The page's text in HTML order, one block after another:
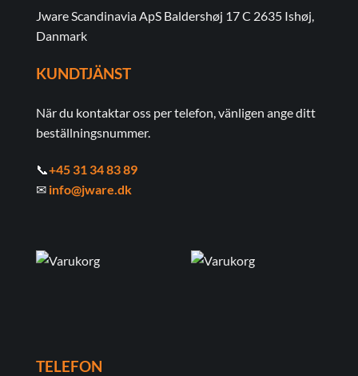
Jware Scandinavia ApS Baldershøj 17 C 2635 Ishøj,
Danmark
KUNDTJÄNST
När du kontaktar oss per telefon, vänligen ange ditt
beställningsnummer.
📞+45 31 34 83 89
✉ info@jware.dk
TELEFON